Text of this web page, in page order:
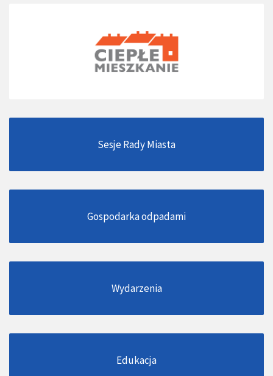
Sesje Rady Miasta
Gospodarka odpadami
Wydarzenia
Edukacja